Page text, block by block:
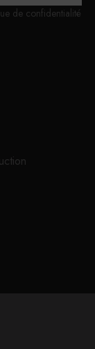
de confidentialité